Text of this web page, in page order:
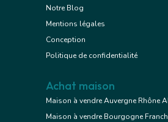
Notre Blog
Mentions légales
Conception
Politique de confidentialité
Achat maison
Maison à vendre Auvergne Rhône
Maison à vendre Bourgogne